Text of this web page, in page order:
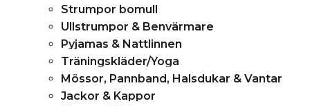
Strumpor bomull
Ullstrumpor & Benvärmare
Pyjamas & Nattlinnen
Träningskläder/Yoga
Mössor, Pannband, Halsdukar & Vantar
Jackor & Kappor